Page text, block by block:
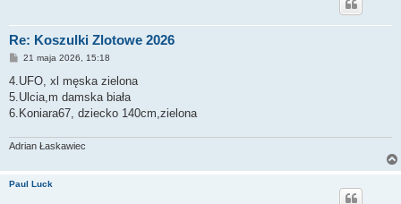
Re: Koszulki Zlotowe 2026
P
s
21 maja 2026, 15:18
4.UFO, xl męska zielona
5.Ulcia,m damska biała
6.Koniara67, dziecko 140cm,zielona
Adrian Łaskawiec
Paul Luck